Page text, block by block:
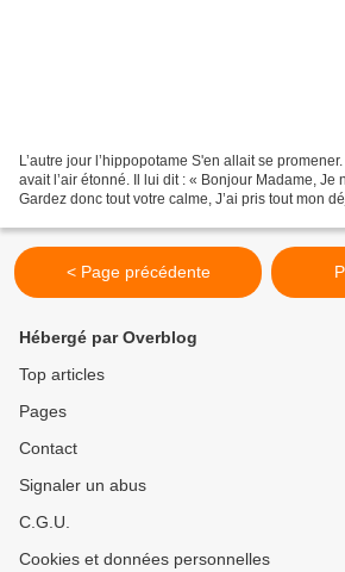
L’autre jour l’hippopotame S'en allait se
avait l’air étonné. Il lui dit : « Bonjour Madame, Je
Gardez donc tout votre calme, J’ai pris tout mon
< Page précédente
Hébergé par Overblog
Top articles
Pages
Contact
Signaler un abus
C.G.U.
Cookies et données personnelles